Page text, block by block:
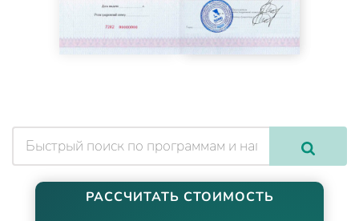
РАССЧИТАТЬ СТОИМОСТЬ